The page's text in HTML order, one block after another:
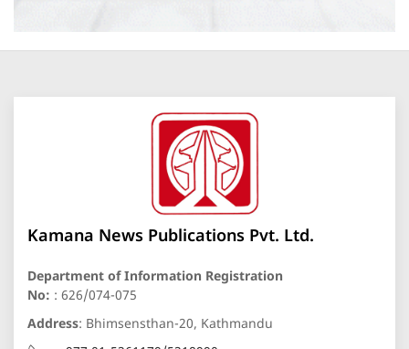
Kamana News Publications Pvt. Ltd.
Department of Information Registration
No: : 626/074-075
Address: Bhimsensthan-20, Kathmandu